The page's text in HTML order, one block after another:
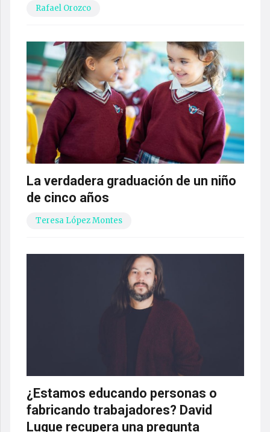
Rafael Orozco
La verdadera graduación de un niño
de cinco años
Teresa López Montes
¿Estamos educando personas o
fabricando trabajadores? David
Luque recupera una pregunta